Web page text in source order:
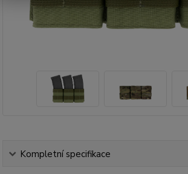
Kompletní specifikace